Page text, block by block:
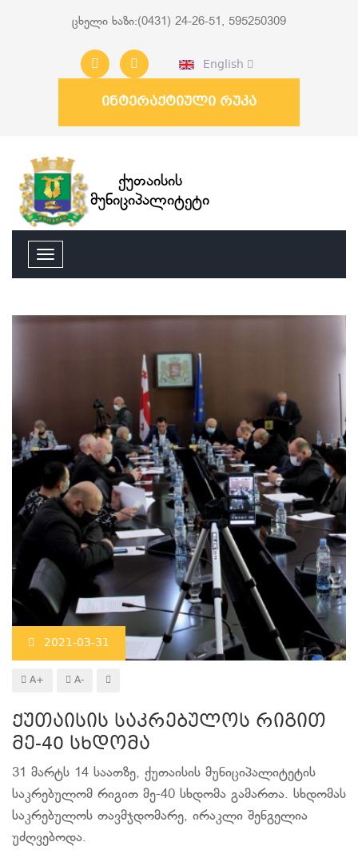
ცხელი ხაზი:(0431) 24-26-51, 595250309
English
ინტერაქტიული რუკა
ქუთაისის
მუნიციპალიტეტი
2021-03-31
A+ A-
ქუთაისის საკრებულოს რიგით
მე-40 სხდომა
31 მარტს 14 საათზე, ქუთაისის მუნიციპალიტეტის
საკრებულომ რიგით მე-40 სხდომა გამართა. სხდომას
საკრებულოს თავმჯდომარე, ირაკლი შენგელია
უძღვებოდა.